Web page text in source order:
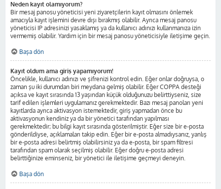
Neden kayıt olamıyorum?
Bir mesaj panosu yöneticisi yeni ziyaretçilerin kayıt olmasını önlemek
amacıyla kayıt işlemini devre dışı bırakmış olabilir. Ayrıca mesaj panosu
yöneticisi IP adresinizi yasaklamış ya da kullanıcı adınızı kullanmanıza izin
vermemiş olabilir. Yardım için bir mesaj panosu yöneticisiyle iletişime geçin.
Başa dön
Kayıt oldum ama giriş yapamıyorum!
Öncelikle, kullanıcı adınızı ve şifrenizi kontrol edin. Eğer onlar doğruysa, o
zaman şu iki durumdan biri meydana gelmiş olabilir. Eğer COPPA desteği
açıksa ve kayıt sırasında 13 yaşından küçük olduğunuzu belirttiyseniz, size
tarif edilen işlemleri uygulamanız gerekmektedir. Bazı mesaj panoları yeni
kayıtlarda ayrıca aktivasyon istemektedir, giriş yapmadan önce bu
aktivasyonun kendiniz ya da bir yönetici tarafından yapılması
gerekmektedir; bu bilgi kayıt sırasında gösterilmiştir. Eğer size bir e-posta
gönderildiyse, açıklamaları takip edin. Eğer bir e-posta almadıysanız, yanlış
bir e-posta adresi belirtmiş olabilirsiniz ya da e-posta, bir spam filtresi
tarafından spam olarak seçilmiş olabilir. Eğer doğru e-posta adresi
belirttiğinize eminseniz, bir yönetici ile iletişime geçmeyi deneyin.
Başa dön